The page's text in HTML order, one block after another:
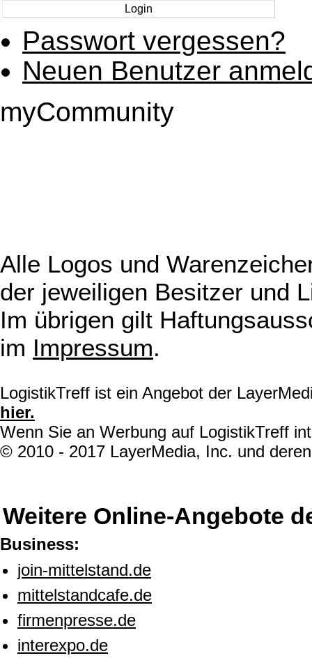
Passwort vergessen?
Neuen Benutzer
myCommunity
Alle Logos und
der jeweiligen Besitzer und
Im übrigen gilt
im Impressum.
LogistikTreff ist ein Angebot der
hier.
Wenn Sie an Werbung auf LogistikTreff
© 2010 - 2017 LayerMedia, Inc. und
Weitere Online-Angebote
Business:
join-mittelstand.de
mittelstandcafe.de
firmenpresse.de
interexpo.de